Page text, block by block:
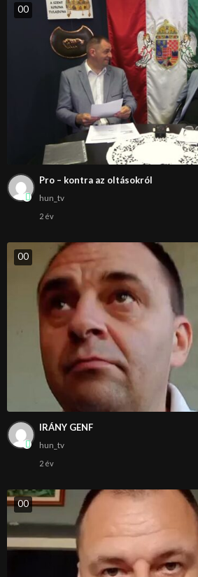
00
Pro – kontra az oltásokról
hun_tv
2 év
00
IRÁNY GENF
hun_tv
2 év
00